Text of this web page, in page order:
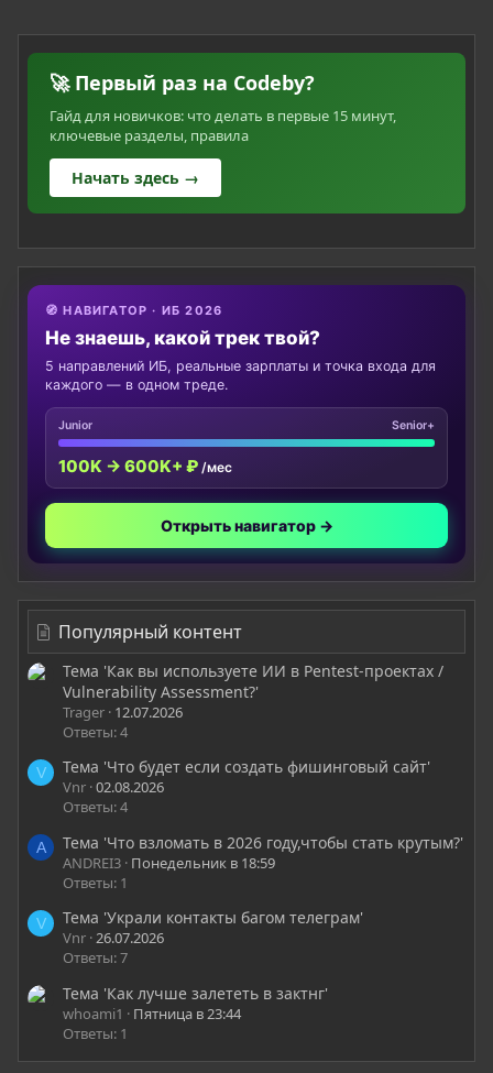
🚀 Первый раз на Codeby?
Гайд для новичков: что делать в первые 15 минут,
ключевые разделы, правила
Начать здесь →
🧭 НАВИГАТОР · ИБ 2026
Не знаешь, какой трек твой?
5 направлений ИБ, реальные зарплаты и точка входа для
каждого — в одном треде.
Junior Senior+
100K → 600K+ ₽ /мес
Открыть навигатор →
Популярный контент
Тема 'Как вы используете ИИ в Pentest-проектах /
Vulnerability Assessment?'
Trager 12.07.2026
Ответы: 4
V Тема 'Что будет если создать фишинговый сайт'
Vnr 02.08.2026
Ответы: 4
A Тема 'Что взломать в 2026 году,чтобы стать крутым?'
ANDREI3 Понедельник в 18:59
Ответы: 1
V Тема 'Украли контакты багом телеграм'
Vnr 26.07.2026
Ответы: 7
Тема 'Как лучше залететь в зактнг'
whoami1
Пятница в 23:44
Ответы: 1